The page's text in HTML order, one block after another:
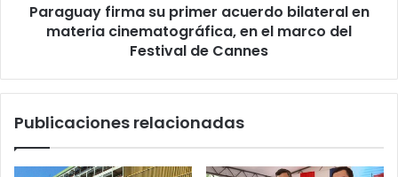
Paraguay firma su primer acuerdo bilateral en
materia cinematográfica, en el marco del
Festival de Cannes
Publicaciones relacionadas